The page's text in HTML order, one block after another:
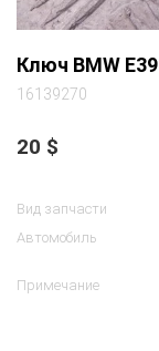
Ключ BMW E39
16139270
20 $
Вид запчасти
Автомобиль
Примечание